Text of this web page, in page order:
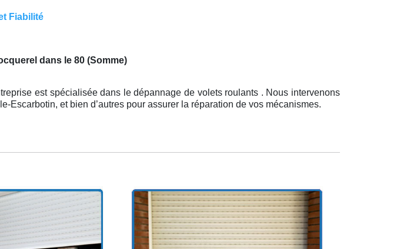
Fiabilité
dans le 80 (Somme)
est spécialisée dans le dépannage de volets roulants . Nous intervenons
et bien d’autres pour assurer la réparation de vos mécanismes.